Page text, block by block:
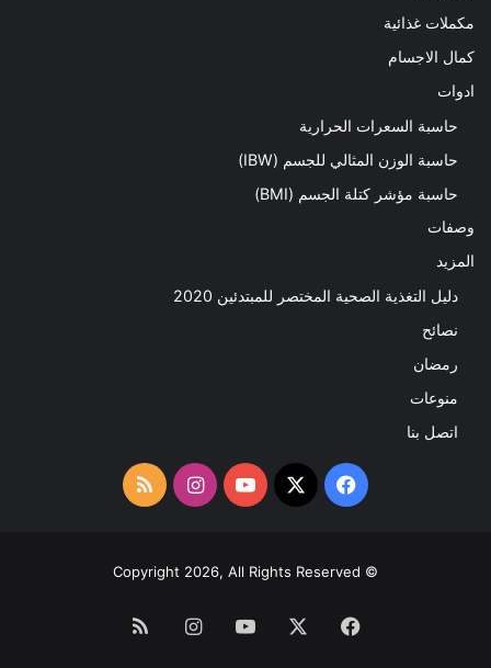
مكملات غذائية
كمال الاجسام
ادوات
حاسبة السعرات الحرارية
حاسبة الوزن المثالي للجسم (IBW)
حاسبة مؤشر كتلة الجسم (BMI)
وصفات
المزيد
دليل التغذية الصحية المختصر للمبتدئين 2020​
نصائح
رمضان
منوعات
اتصل بنا
فيسبوك
‫X
‫YouTubeانستقرامملخص
RSS
© Copyright 2026, All Rights Reserved
فيسبوك ‫YouTubeانستقرامملخص